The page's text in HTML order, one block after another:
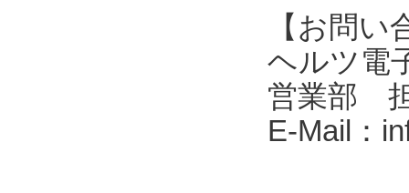
【お問い
ヘルツ電
営業部
E-Mail：